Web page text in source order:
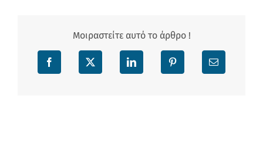
Μοιραστείτε αυτό το άρθρο !
Facebook X LinkedIn Pinterest Email